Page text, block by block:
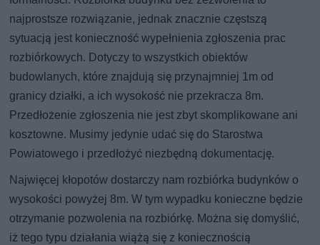
najprostsze rozwiązanie, jednak znacznie częstszą
sytuacją jest konieczność wypełnienia zgłoszenia prac
rozbiórkowych. Dotyczy to wszystkich obiektów
budowlanych, które znajdują się przynajmniej 1m od
granicy działki, a ich wysokość nie przekracza 8m.
Przedłożenie zgłoszenia nie jest zbyt skomplikowane ani
kosztowne. Musimy jedynie udać się do Starostwa
Powiatowego i przedłożyć niezbędną dokumentację.
Najwięcej kłopotów dostarczy nam rozbiórka budynków o
wysokości powyżej 8m. W tym wypadku konieczne będzie
otrzymanie pozwolenia na rozbiórkę. Można się domyślić,
iż tego typu działania wiążą się z koniecznością